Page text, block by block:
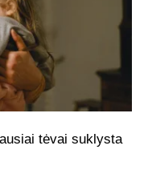
tėvai suklysta